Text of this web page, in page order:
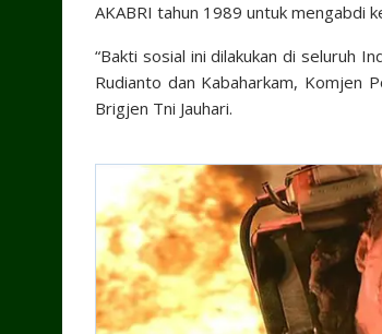
AKABRI tahun 1989 untuk mengabdi
“Bakti sosial ini dilakukan di seluruh
Rudianto dan Kabaharkam, Komjen
Brigjen Tni Jauhari.